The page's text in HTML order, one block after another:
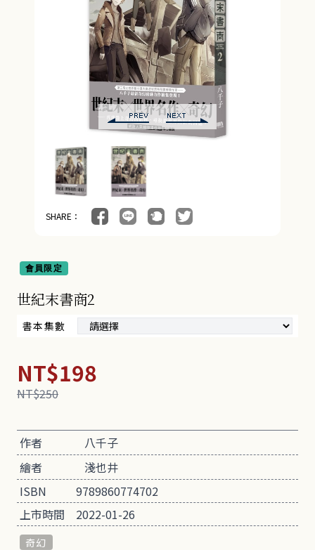
SHARE：
會員限定
世紀末書商2
書本集數
NT$198
NT$250
作者
八千子
繪者
淺也井
ISBN
9789860774702
上市時間
2022-01-26
奇幻